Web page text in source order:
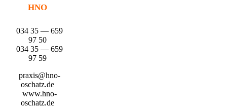
HNO
034 35 — 659
97 50
034 35 — 659
97 59
praxis@hno-
oschatz.de
www.hno-
oschatz.de